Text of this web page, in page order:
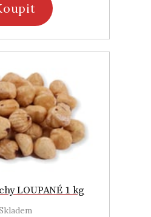
LOUPANÉ 1 kg